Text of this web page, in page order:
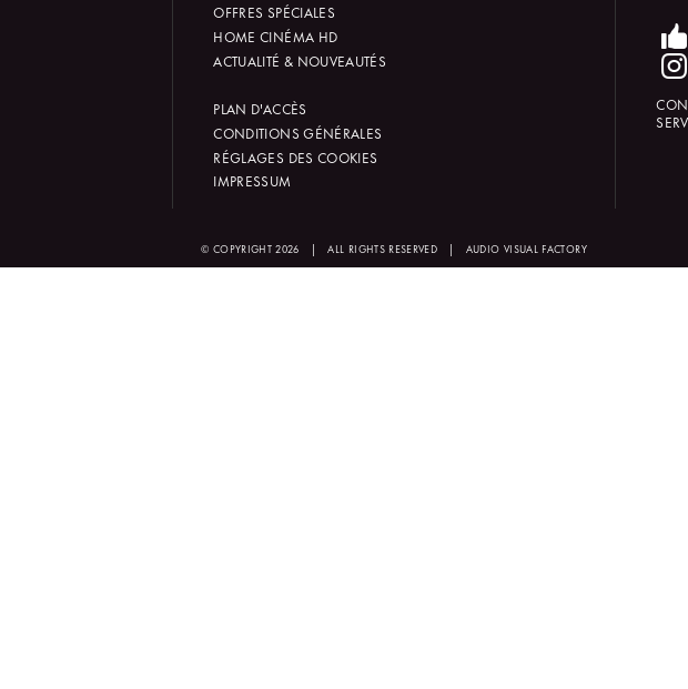
OFFRES SPÉCIALES
HOME CINÉMA HD
ACTUALITÉ & NOUVEAUTÉS
PLAN D'ACCÈS
CONDITIONS GÉNÉRALES
RÉGLAGES DES COOKIES
IMPRESSUM
© COPYRIGHT 2026 | ALL RIGHTS RESERVED | AUDIO VISUAL FACTORY